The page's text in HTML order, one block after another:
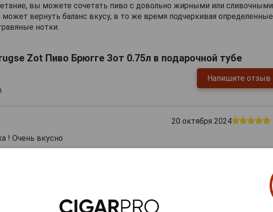
вы можете сочетать пиво с довольно жирными или сливочными
вернуть баланс вкусу, в то же время подчеркивая определенные
нотки.
Zot Пиво Брюгге Зот 0.75л в подарочной тубе
Напишите отзыв
20 октября 2024
! Очень вкусно